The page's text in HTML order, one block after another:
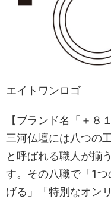
エイトワンロゴ
【ブランド名「＋８
三河仏壇には八つの
と呼ばれる職人が揃
す。その八職で「1
げる」「特別なオン